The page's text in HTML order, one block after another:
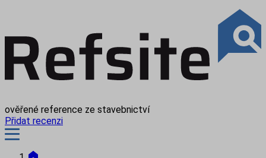
ověřené reference ze stavebnictví
Přidat recenzi